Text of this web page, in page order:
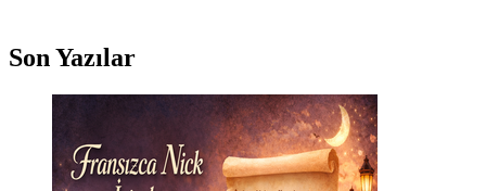
Son Yazılar